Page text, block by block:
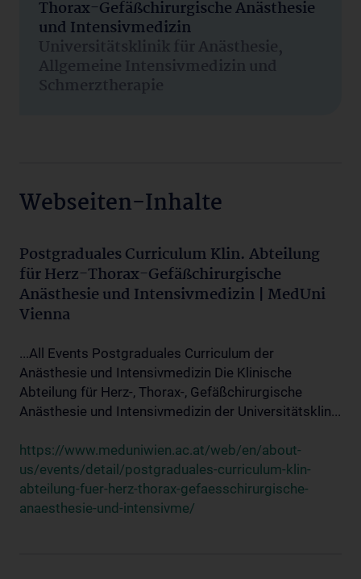
Thorax-Gefäßchirurgische Anästhesie
und Intensivmedizin
Universitätsklinik für Anästhesie,
Allgemeine Intensivmedizin und
Schmerztherapie
Webseiten-Inhalte
Postgraduales Curriculum Klin. Abteilung
für Herz-Thorax-Gefäßchirurgische
Anästhesie und Intensivmedizin | MedUni
Vienna
...All Events Postgraduales Curriculum der
Anästhesie und Intensivmedizin Die Klinische
Abteilung für Herz-, Thorax-, Gefäßchirurgische
Anästhesie und Intensivmedizin der Universitätsklin...
https://www.meduniwien.ac.at/web/en/about-
us/events/detail/postgraduales-curriculum-klin-
abteilung-fuer-herz-thorax-gefaesschirurgische-
anaesthesie-und-intensivme/